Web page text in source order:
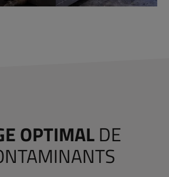
OPTIMALDE